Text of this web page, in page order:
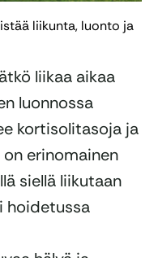
liikunta, luonto ja
liikaa aikaa
luonnossa
kortisolitasoja ja
erinomainen
siellä liikutaan
hoidetussa